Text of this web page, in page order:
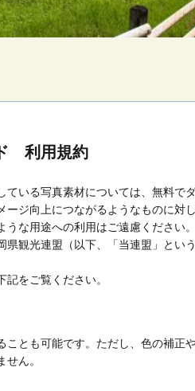
利用規約
ている写真素材については、無料で
ジ向上につながるようなものに対
な用途への利用はご遠慮ください。
県観光連盟（以下、「当連盟」とい
をご覧ください。
ことも可能です。ただし、色の補正
ん。